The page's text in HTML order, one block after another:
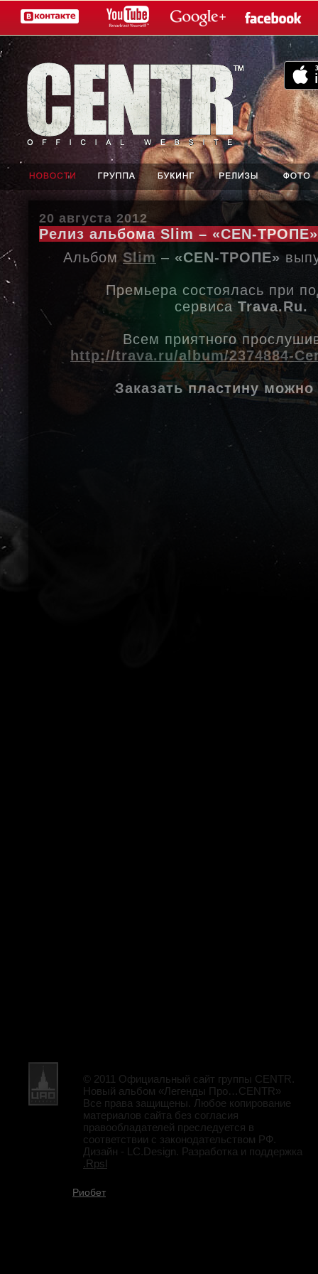
20 августа 2012
Релиз альбома Slim – «CEN-ТРОПЕ»
Альбом Slim – «CEN-ТРОПЕ»
Премьера состоялась при
сервиса Trava.Ru.
Всем приятного
http://trava.ru/album/2374884-
Заказать пластину можно
© 2011 Официальный сайт группы CENTR.
Новый альбом «Легенды Про…CENTR»
Все права защищены. Любое копирование
материалов сайта без согласия
правообладателей преследуется в
соответствии с законодательством РФ.
Дизайн - LC.Design. Разработка и поддержка
.Rpsl
Риобет